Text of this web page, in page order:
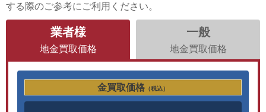
する際のご参考にご利用ください。
業者様
地金買取価格
一般
地金買取価格
金買取価格 （税込）